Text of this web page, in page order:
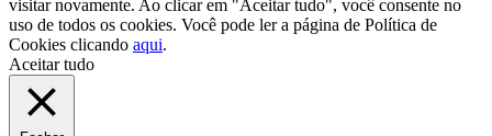
visitar novamente. Ao clicar em "Aceitar tudo", você consente no
uso de todos os cookies. Você pode ler a página de Política de
Cookies clicando aqui.
Aceitar tudo